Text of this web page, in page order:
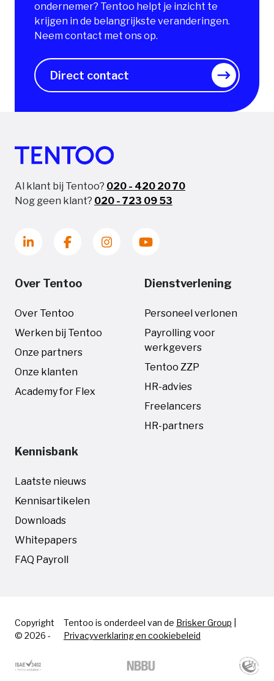
ondernemer? Tentoo helpt je inzicht te
krijgen in de belangrijkste veranderingen.
Neem contact met ons op.
Direct contact
Al klant bij Tentoo? 020 - 420 20 70
Nog geen klant? 020 - 723 09 53
Over Tentoo
Over Tentoo
Werken bij Tentoo
Onze partners
Onze klanten
Academy for Flex
Dienstverlening
Personeel verlonen
Payrolling voor
werkgevers
Tentoo ZZP
HR-advies
Freelancers
HR-partners
Kennisbank
Laatste nieuws
Kennisartikelen
Downloads
Whitepapers
FAQ Payroll
Copyright
© 2026 -
Tentoo is onderdeel van de Brisker Group
Privacyverklaring en cookiebeleid